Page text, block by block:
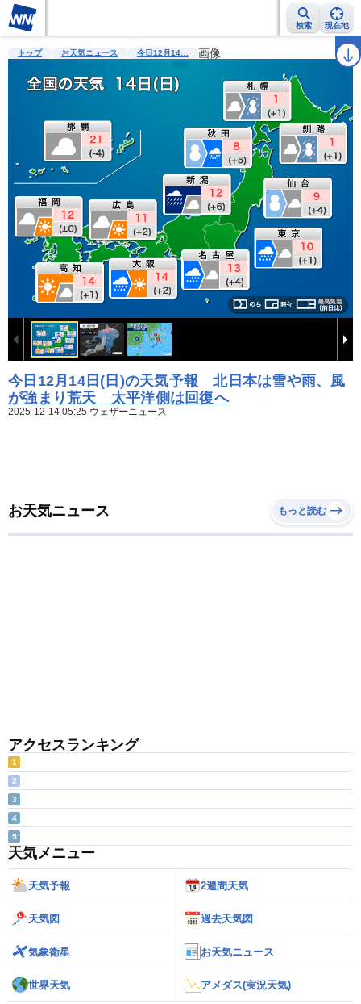
検索 現在地
雨雲レーダー 台風情報 地震情報 警報・注意報 ラ
トップ お天気ニュース 今日12月14… 画像
今日12月14日(日)の天気予報 北日本は雪や雨、風
が強まり荒天 太平洋側は回復へ
2025-12-14 05:25 ウェザーニュース
お天気ニュース もっと読む
アクセスランキング
1
2
3
4
5
天気メニュー
天気予報 2週間天気
天気図 過去天気図
気象衛星 お天気ニュース
世界天気 アメダス(実況天気)